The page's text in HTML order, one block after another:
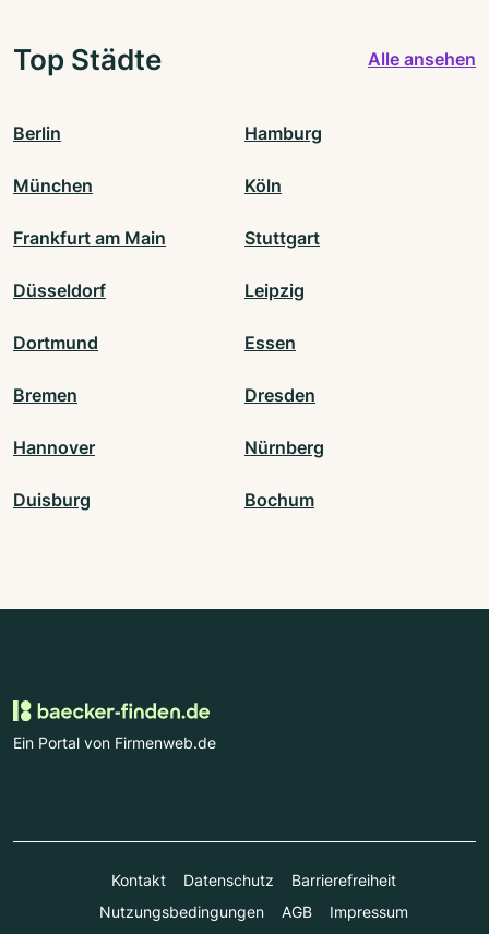
Top Städte Alle ansehen
Berlin Hamburg
München Köln
Frankfurt am Main Stuttgart
Düsseldorf Leipzig
Dortmund Essen
Bremen Dresden
Hannover Nürnberg
Duisburg Bochum
Ein Portal von Firmenweb.de
Kontakt Datenschutz
Barrierefreiheit
Nutzungsbedingungen
AGB Impressum